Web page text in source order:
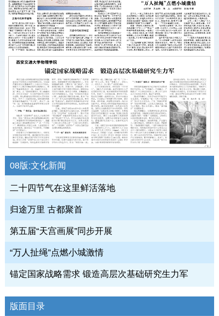
08版:文化新闻
二十四节气在这里鲜活落地
归途万里 古都聚首
第五届“天宫画展”同步开展
“万人扯绳”点燃小城激情
锚定国家战略需求 锻造高层次基础研究生力军
版面目录